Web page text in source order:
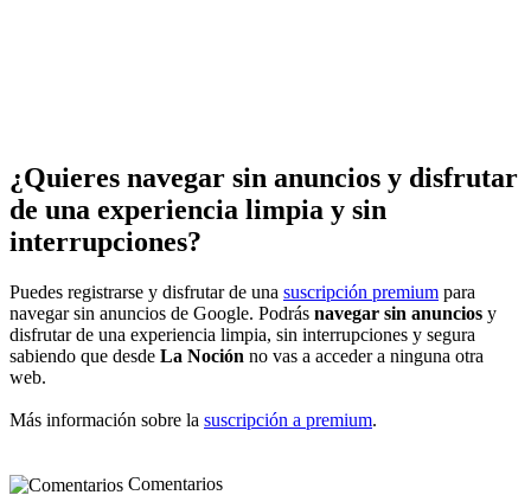
¿Quieres navegar sin anuncios y disfrutar
de una experiencia limpia y sin
interrupciones?
Puedes registrarse y disfrutar de una suscripción premium para
navegar sin anuncios de Google. Podrás navegar sin anuncios y
disfrutar de una experiencia limpia, sin interrupciones y segura
sabiendo que desde La Noción no vas a acceder a ninguna otra
web.
Más información sobre la suscripción a premium.
Comentarios